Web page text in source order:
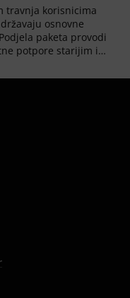
travnja korisnicima
osnovne
paketa provodi
potpore starijim i…